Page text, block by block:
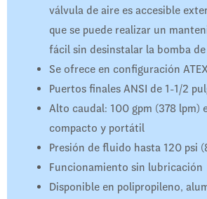
válvula de aire es accesible
que se puede realizar un
fácil sin desinstalar la bomba
Se ofrece en configuración
Puertos finales ANSI de 1-1/2
Alto caudal: 100 gpm (378 lpm)
compacto y portátil
Presión de fluido hasta 120 psi
Funcionamiento sin lubricación
Disponible en polipropileno,